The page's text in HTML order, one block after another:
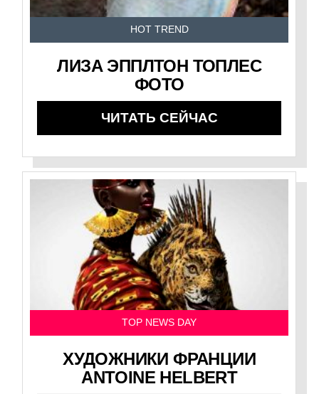
HOT TREND
ЛИЗА ЭППЛТОН ТОПЛЕС
ФОТО
ЧИТАТЬ СЕЙЧАС
TOP NEWS DAY
ХУДОЖНИКИ ФРАНЦИИ
ANTOINE HELBERT